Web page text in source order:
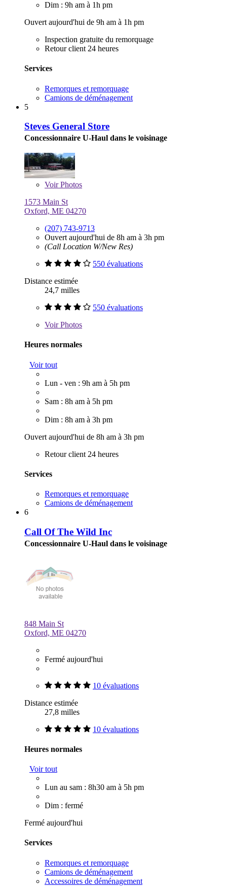
Dim : 9h am à 1h pm
Ouvert aujourd'hui de 9h am à 1h pm
Inspection gratuite du remorquage
Retour client 24 heures
Services
Remorques et remorquage
Camions de déménagement
5
Steves General Store
Concessionnaire U-Haul dans le voisinage
VoirPhotos
1573 Main St
Oxford, ME 04270
(207) 743-9713
Ouvert aujourd'hui de 8h am à 3h pm
(Call Location W/New Res)
550 évaluations
Distance estimée
24,7 milles
550 évaluations
VoirPhotos
Heures normales
Voir tout
Lun - ven : 9h am à 5h pm
Sam : 8h am à 5h pm
Dim : 8h am à 3h pm
Ouvert aujourd'hui de 8h am à 3h pm
Retour client 24 heures
Services
Remorques et remorquage
Camions de déménagement
6
Call Of The Wild Inc
Concessionnaire U-Haul dans le voisinage
848 Main St
Oxford, ME 04270
Fermé aujourd'hui
10 évaluations
Distance estimée
27,8 milles
10 évaluations
Heures normales
Voir tout
Lun au sam : 8h30 am à 5h pm
Dim : fermé
Fermé aujourd'hui
Services
Remorques et remorquage
Camions de déménagement
Accessoires de déménagement